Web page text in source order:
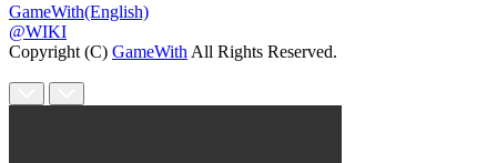
GameWith(English)
@WIKI
Copyright (C) GameWith All Rights Reserved.